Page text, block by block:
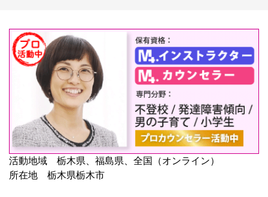
活動地域 栃木県、福島県、全国（オンライン）
所在地 栃木県栃木市